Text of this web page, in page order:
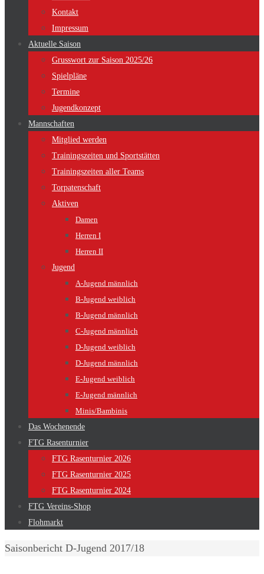
Kontakt
Impressum
Aktuelle Saison
Grusswort zur Saison 2025/26
Spielpläne
Termine
Jugendkonzept
Mannschaften
Mitglied werden
Trainingszeiten und Sportstätten
Trainingszeiten aller Teams
Torpatenschaft
Aktiven
Damen
Herren I
Herren II
Jugend
A-Jugend männlich
B-Jugend weiblich
B-Jugend männlich
C-Jugend männlich
D-Jugend weiblich
D-Jugend männlich
E-Jugend weiblich
E-Jugend männlich
Minis/Bambinis
Das Wochenende
FTG Rasenturnier
FTG Rasenturnier 2026
FTG Rasenturnier 2025
FTG Rasenturnier 2024
FTG Vereins-Shop
Flohmarkt
Home
Saisonbericht D-Jugend 2017/18